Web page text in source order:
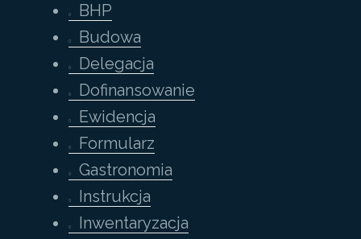
BHP
Budowa
Delegacja
Dofinansowanie
Ewidencja
Formularz
Gastronomia
Instrukcja
Inwentaryzacja